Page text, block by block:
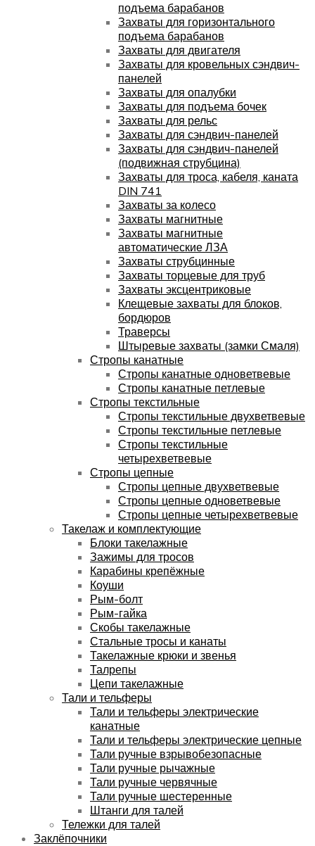
подъема барабанов
Захваты для горизонтального
подъема барабанов
Захваты для двигателя
Захваты для кровельных сэндвич-
панелей
Захваты для опалубки
Захваты для подъема бочек
Захваты для рельс
Захваты для сэндвич-панелей
Захваты для сэндвич-панелей
(подвижная струбцина)
Захваты для троса, кабеля, каната
DIN 741
Захваты за колесо
Захваты магнитные
Захваты магнитные
автоматические ЛЗА
Захваты струбцинные
Захваты торцевые для труб
Захваты эксцентриковые
Клещевые захваты для блоков,
бордюров
Траверсы
Штыревые захваты (замки Смаля)
Стропы канатные
Стропы канатные одноветвевые
Стропы канатные петлевые
Стропы текстильные
Стропы текстильные двухветвевые
Стропы текстильные петлевые
Стропы текстильные
четырехветвевые
Стропы цепные
Стропы цепные двухветвевые
Стропы цепные одноветвевые
Стропы цепные четырехветвевые
Такелаж и комплектующие
Блоки такелажные
Зажимы для тросов
Карабины крепёжные
Коуши
Рым-болт
Рым-гайка
Скобы такелажные
Стальные тросы и канаты
Такелажные крюки и звенья
Талрепы
Цепи такелажные
Тали и тельферы
Тали и тельферы электрические
канатные
Тали и тельферы электрические цепные
Тали ручные взрывобезопасные
Тали ручные рычажные
Тали ручные червячные
Тали ручные шестеренные
Штанги для талей
Тележки для талей
Заклёпочники